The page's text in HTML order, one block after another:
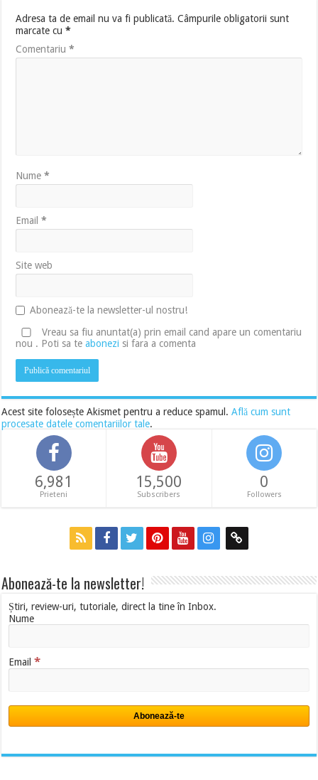
Adresa ta de email nu va fi publicată. Câmpurile obligatorii sunt
marcate cu*
Comentariu*
Nume*
Email*
Site web
Abonează-te la newsletter-ul nostru!
Vreau sa fiu anuntat(a) prin email cand apare un comentariu
nou . Poti sa teabonezi si fara a comenta
Acest site folosește Akismet pentru a reduce spamul.Află cum sunt
procesate datele comentariilor tale.
6,981
Prieteni
15,500
Subscribers
0
Followers
Abonează-te la newsletter!
Știri, review-uri, tutoriale, direct la tine în Inbox.
Nume
Email*